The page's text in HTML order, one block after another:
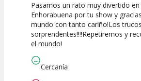
10
Calidad del
Espectáculo
10
Puesta en
Escena
10
artística
Pasamos un rato muy divertido en
Enhorabuena por tu show y
mundo con tanto cariño!Los
sorprendentes!!!!Repetiremos y
el mundo!
Cercanía